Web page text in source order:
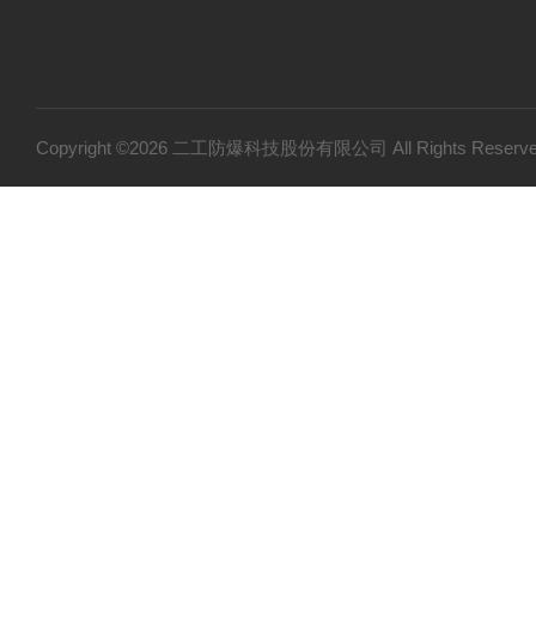
Copyright ©2026 二工防爆科技股份有限公司 All Rights